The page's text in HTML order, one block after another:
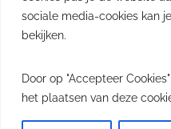
sociale media-cookies kan
bekijken.
Door op "Accepteer
het plaatsen van deze
Uitschrijven kan altijd.